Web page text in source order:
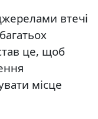
втечі
це, щоб
місце